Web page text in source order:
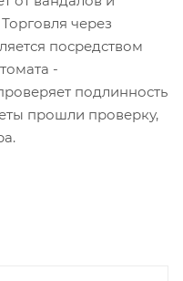
через
посредством
-
подлинность
прошли проверку,